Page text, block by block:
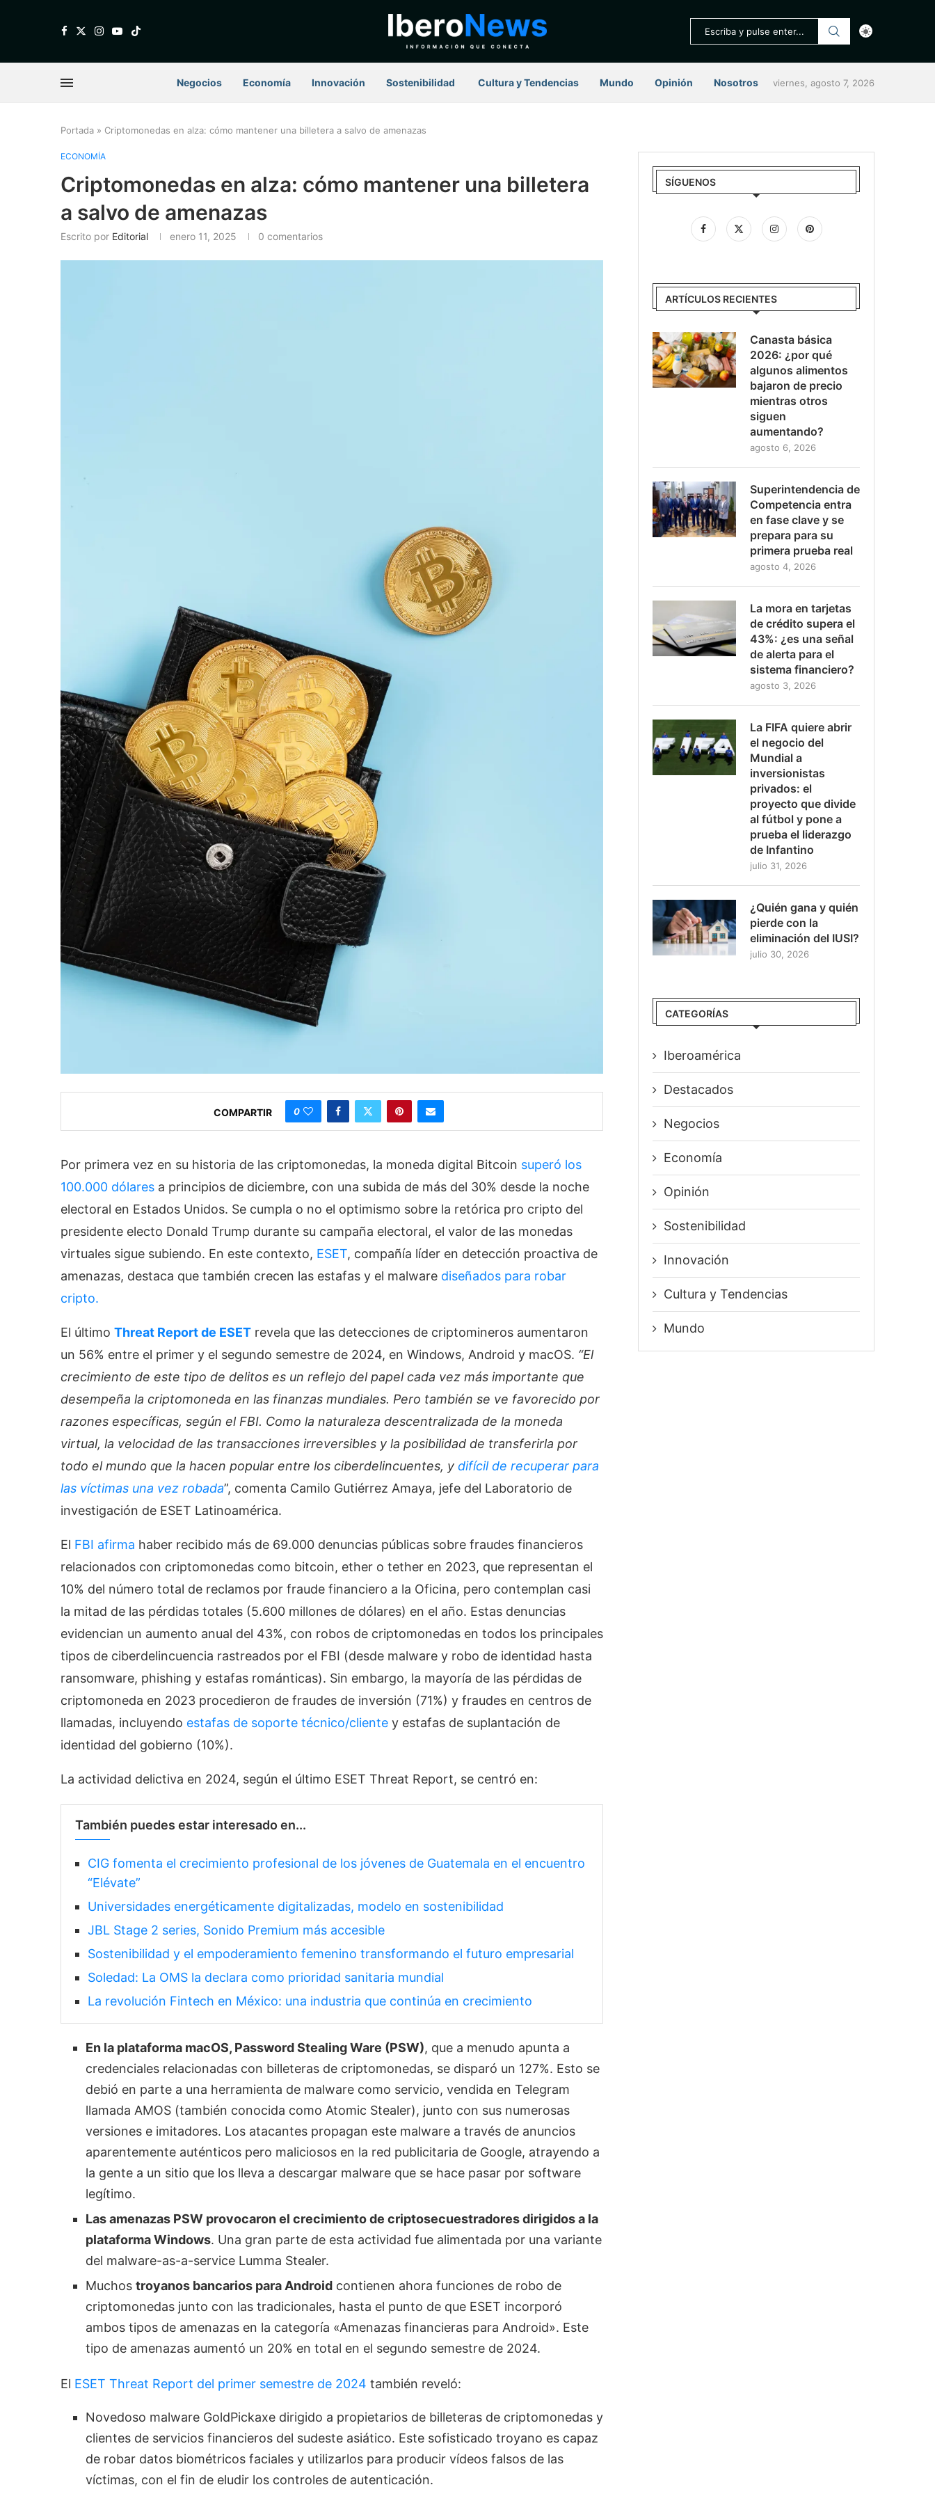
Negocios Economía Innovación Sostenibilidad ⁠ Cultura y Tendencias Mundo Opinión Nosotros viernes, agosto 7, 2026
Portada » Criptomonedas en alza: cómo mantener una billetera a salvo de amenazas
ECONOMÍA
Criptomonedas en alza: cómo mantener una billetera
a salvo de amenazas
Escrito por Editorial enero 11, 2025 0 comentarios
COMPARTIR 0
Por primera vez en su historia de las criptomonedas, la moneda digital Bitcoin superó los
100.000 dólares a principios de diciembre, con una subida de más del 30% desde la noche
electoral en Estados Unidos. Se cumpla o no el optimismo sobre la retórica pro cripto del
presidente electo Donald Trump durante su campaña electoral, el valor de las monedas
virtuales sigue subiendo. En este contexto, ESET, compañía líder en detección proactiva de
amenazas, destaca que también crecen las estafas y el malware diseñados para robar
cripto.
El último Threat Report de ESET revela que las detecciones de criptomineros aumentaron
un 56% entre el primer y el segundo semestre de 2024, en Windows, Android y macOS. “El
crecimiento de este tipo de delitos es un reflejo del papel cada vez más importante que
desempeña la criptomoneda en las finanzas mundiales. Pero también se ve favorecido por
razones específicas, según el FBI. Como la naturaleza descentralizada de la moneda
virtual, la velocidad de las transacciones irreversibles y la posibilidad de transferirla por
todo el mundo que la hacen popular entre los ciberdelincuentes, y difícil de recuperar para
las víctimas una vez robada”, comenta Camilo Gutiérrez Amaya, jefe del Laboratorio de
investigación de ESET Latinoamérica.
El FBI afirma haber recibido más de 69.000 denuncias públicas sobre fraudes financieros
relacionados con criptomonedas como bitcoin, ether o tether en 2023, que representan el
10% del número total de reclamos por fraude financiero a la Oficina, pero contemplan casi
la mitad de las pérdidas totales (5.600 millones de dólares) en el año. Estas denuncias
evidencian un aumento anual del 43%, con robos de criptomonedas en todos los principales
tipos de ciberdelincuencia rastreados por el FBI (desde malware y robo de identidad hasta
ransomware, phishing y estafas románticas). Sin embargo, la mayoría de las pérdidas de
criptomoneda en 2023 procedieron de fraudes de inversión (71%) y fraudes en centros de
llamadas, incluyendo estafas de soporte técnico/cliente y estafas de suplantación de
identidad del gobierno (10%).
La actividad delictiva en 2024, según el último ESET Threat Report, se centró en:
También puedes estar interesado en...
CIG fomenta el crecimiento profesional de los jóvenes de Guatemala en el encuentro
“Elévate”
Universidades energéticamente digitalizadas, modelo en sostenibilidad
JBL Stage 2 series, Sonido Premium más accesible
Sostenibilidad y el empoderamiento femenino transformando el futuro empresarial
Soledad: La OMS la declara como prioridad sanitaria mundial
La revolución Fintech en México: una industria que continúa en crecimiento
En la plataforma macOS, Password Stealing Ware (PSW), que a menudo apunta a
credenciales relacionadas con billeteras de criptomonedas, se disparó un 127%. Esto se
debió en parte a una herramienta de malware como servicio, vendida en Telegram
llamada AMOS (también conocida como Atomic Stealer), junto con sus numerosas
versiones e imitadores. Los atacantes propagan este malware a través de anuncios
aparentemente auténticos pero maliciosos en la red publicitaria de Google, atrayendo a
la gente a un sitio que los lleva a descargar malware que se hace pasar por software
legítimo.
Las amenazas PSW provocaron el crecimiento de criptosecuestradores dirigidos a la
plataforma Windows. Una gran parte de esta actividad fue alimentada por una variante
del malware-as-a-service Lumma Stealer.
Muchos troyanos bancarios para Android contienen ahora funciones de robo de
criptomonedas junto con las tradicionales, hasta el punto de que ESET incorporó
ambos tipos de amenazas en la categoría «Amenazas financieras para Android». Este
tipo de amenazas aumentó un 20% en total en el segundo semestre de 2024.
El ESET Threat Report del primer semestre de 2024 también reveló:
Novedoso malware GoldPickaxe dirigido a propietarios de billeteras de criptomonedas y
clientes de servicios financieros del sudeste asiático. Este sofisticado troyano es capaz
de robar datos biométricos faciales y utilizarlos para producir vídeos falsos de las
víctimas, con el fin de eludir los controles de autenticación.
SÍGUENOS
ARTÍCULOS RECIENTES
Canasta básica
2026: ¿por qué
algunos alimentos
bajaron de precio
mientras otros
siguen
aumentando?
agosto 6, 2026
Superintendencia de
Competencia entra
en fase clave y se
prepara para su
primera prueba real
agosto 4, 2026
La mora en tarjetas
de crédito supera el
43%: ¿es una señal
de alerta para el
sistema financiero?
agosto 3, 2026
La FIFA quiere abrir
el negocio del
Mundial a
inversionistas
privados: el
proyecto que divide
al fútbol y pone a
prueba el liderazgo
de Infantino
julio 31, 2026
¿Quién gana y quién
pierde con la
eliminación del IUSI?
julio 30, 2026
CATEGORÍAS
Iberoamérica
Destacados
Negocios
Economía
Opinión
Sostenibilidad
Innovación
⁠Cultura y Tendencias
Mundo